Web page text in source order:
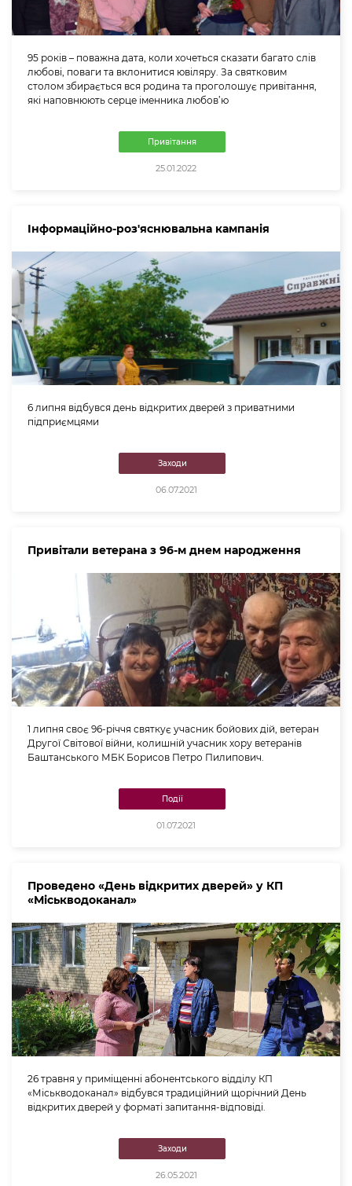
95 років – поважна дата, коли хочеться сказати багато слів
любові, поваги та вклонитися ювіляру. За святковим
столом збирається вся родина та проголошує привітання,
які наповнюють серце іменника любов’ю
Привітання
25.01.2022
Інформаційно-роз'яснювальна кампанія
6 липня відбувся день відкритих дверей з приватними
підприємцями
Заходи
06.07.2021
Привітали ветерана з 96-м днем народження
1 липня своє 96-річчя святкує учасник бойових дій, ветеран
Другої Світової війни, колишній учасник хору ветеранів
Баштанського МБК Борисов Петро Пилипович.
Події
01.07.2021
Проведено «День відкритих дверей» у КП
«Міськводоканал»
26 травня у приміщенні абонентського відділу КП
«Міськводоканал» відбувся традиційний щорічний День
відкритих дверей у форматі запитання-відповіді.
Заходи
26.05.2021